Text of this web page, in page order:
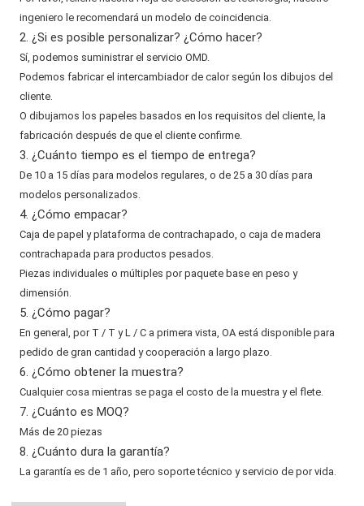
ingeniero le recomendará un modelo de coincidencia.
2. ¿Si es posible personalizar? ¿Cómo hacer?
Sí, podemos suministrar el servicio OMD.
Podemos fabricar el intercambiador de calor según los dibujos del
cliente.
O dibujamos los papeles basados ​​en los requisitos del cliente, la
fabricación después de que el cliente confirme.
3. ¿Cuánto tiempo es el tiempo de entrega?
De 10 a 15 días para modelos regulares, o de 25 a 30 días para
modelos personalizados.
4. ¿Cómo empacar?
Caja de papel y plataforma de contrachapado, o caja de madera
contrachapada para productos pesados.
Piezas individuales o múltiples por paquete base en peso y
dimensión.
5. ¿Cómo pagar?
En general, por T / T y L / C a primera vista, OA está disponible para
pedido de gran cantidad y cooperación a largo plazo.
6. ¿Cómo obtener la muestra?
Cualquier cosa mientras se paga el costo de la muestra y el flete.
7. ¿Cuánto es MOQ?
Más de 20 piezas
8. ¿Cuánto dura la garantía?
La garantía es de 1 año, pero soporte técnico y servicio de por vida.